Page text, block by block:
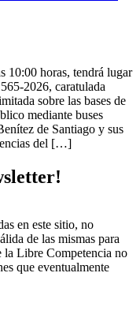
10:00 horas, tendrá lugar
2026, caratulada
sobre las bases de
mediante buses
de Santiago y sus
del […]
en este sitio, no
de las mismas para
la Libre Competencia no
que eventualmente